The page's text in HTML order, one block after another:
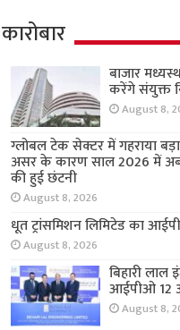
कारोबार
बाजार
करेंगे संयुक्त
August 8,
ग्लोबल टेक सेक्टर में गहराया
असर के कारण साल 2026 में
की हुई छंटनी
August 8, 2026
धूत ट्रांसमिशन लिमिटेड का
August 8, 2026
बिहारी
आईपीओ 12
August 8,